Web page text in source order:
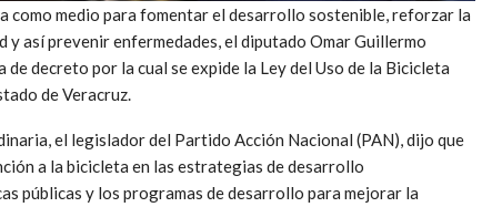
como medio para fomentar el desarrollo sostenible, reforzar la
y así prevenir enfermedades, el diputado Omar Guillermo
decreto por la cual se expide la Ley del Uso de la Bicicleta
de Veracruz.
el legislador del Partido Acción Nacional (PAN), dijo que
a la bicicleta en las estrategias de desarrollo
públicas y los programas de desarrollo para mejorar la